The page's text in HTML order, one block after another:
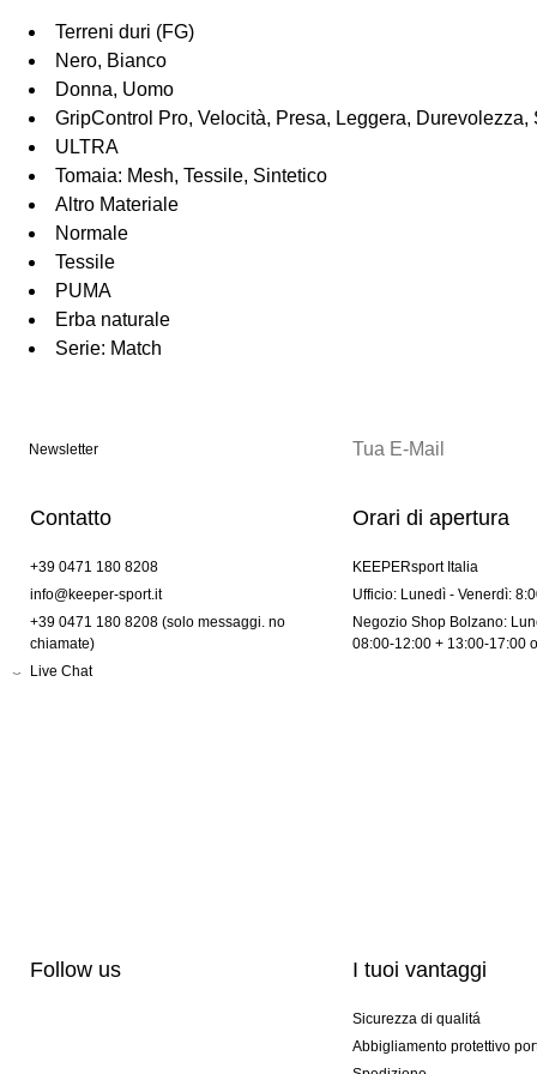
Terreni duri (FG)
Nero, Bianco
Donna, Uomo
GripControl Pro, Velocità, Presa, Leggera, Durevolezza,
ULTRA
Tomaia: Mesh, Tessile, Sintetico
Altro Materiale
Normale
Tessile
PUMA
Erba naturale
Serie: Match
Newsletter
Contatto
+39 0471 180 8208
info@keeper-sport.it
+39 0471 180 8208 (solo messaggi. no
chiamate)
Live Chat
Orari di apertura
KEEPERsport Italia
Ufficio: Lunedì - Venerdì:
Negozio Shop Bolzano:
08:00-12:00 + 13:00-17:00
Follow us I tuoi vantaggi
Sicurezza di qualitá
Abbigliamento protettivo